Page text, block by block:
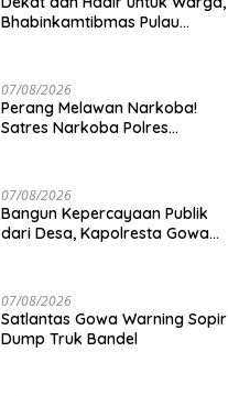
Bhabinkamtibmas Pulau
07/08/2026
Perang Melawan Narkoba!
Satres Narkoba Polres
Ditangkap
07/08/2026
Bangun Kepercayaan Publik
dari Desa, Kapolresta Gowa
Jajaran Polresta Gowa
07/08/2026
Satlantas Gowa Warning Sopir
Dump Truk Bandel